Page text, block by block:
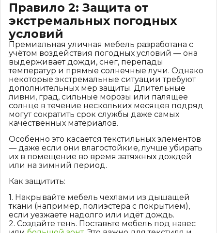
Правило 2: Защита от
экстремальных погодных
условий
Премиальная уличная мебель разработана с
учётом воздействия погодных условий — она
выдерживает дожди, снег, перепады
температур и прямые солнечные лучи. Однако
некоторые экстремальные ситуации требуют
дополнительных мер защиты. Длительные
ливни, град, сильные морозы или палящее
солнце в течение нескольких месяцев подряд
могут сократить срок службы даже самых
качественных материалов.
Особенно это касается текстильных элементов
— даже если они влагостойкие, лучше убирать
их в помещение во время затяжных дождей
или на зимний период.
Как защитить:
1. Накрывайте мебель чехлами из дышащей
ткани (например, полиэстера с покрытием),
если уезжаете надолго или идёт дождь.
2. Создайте тень. Поставьте мебель под навес